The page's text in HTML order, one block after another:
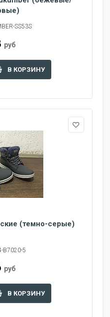
SS53S
руб
В КОРЗИНУ
(темно-серые)
B7020-5
руб
В КОРЗИНУ